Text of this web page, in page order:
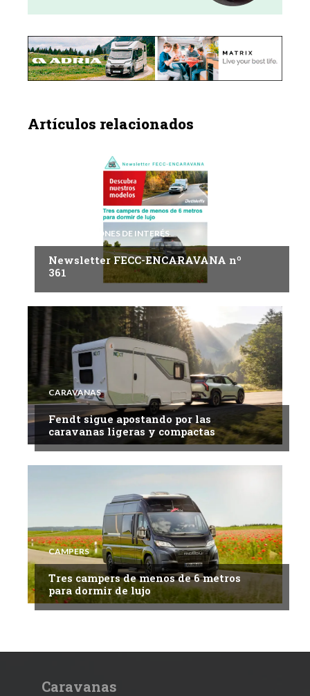
Artículos relacionados
INFORMACIONES DE INTERÉS
Newsletter FECC-ENCARAVANA nº
361
CARAVANAS
Fendt sigue apostando por las
caravanas ligeras y compactas
CAMPERS
Tres campers de menos de 6 metros
para dormir de lujo
Caravanas